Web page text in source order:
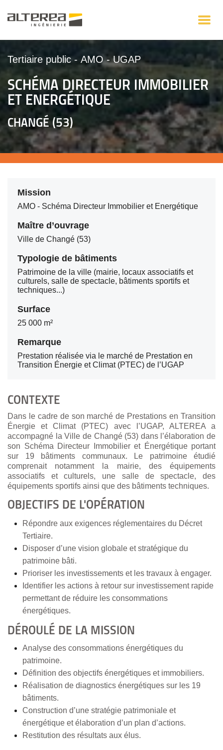
Tertiaire public- AMO-UGAP
SCHÉMA DIRECTEUR IMMOBILIER
ET ENERGÉTIQUE
CHANGÉ (53)
Mission
AMO - Schéma Directeur Immobilier et Energétique
Maître d’ouvrage
Ville de Changé (53)
Typologie de bâtiments
Patrimoine de la ville (mairie, locaux associatifs et
culturels, salle de spectacle, bâtiments sportifs et
techniques...)
Surface
25 000 m²
Remarque
Prestation réalisée via le marché de Prestation en
Transition Énergie et Climat (PTEC) de l’UGAP
CONTEXTE
Dans le cadre de son marché de Prestations en Transition
Énergie et Climat (PTEC) avec l’UGAP, ALTEREA a
accompagné la Ville de Changé (53) dans l’élaboration de
son Schéma Directeur Immobilier et Énergétique portant
sur 19 bâtiments communaux. Le patrimoine étudié
comprenait notamment la mairie, des équipements
associatifs et culturels, une salle de spectacle, des
équipements sportifs ainsi que des bâtiments techniques.
OBJECTIFS DE L'OPÉRATION
Répondre aux exigences réglementaires du Décret
Tertiaire.
Disposer d’une vision globale et stratégique du
patrimoine bâti.
Prioriser les investissements et les travaux à engager.
Identifier les actions à retour sur investissement rapide
permettant de réduire les consommations
énergétiques.
DÉROULÉ DE LA MISSION
Analyse des consommations énergétiques du
patrimoine.
Définition des objectifs énergétiques et immobiliers.
Réalisation de diagnostics énergétiques sur les 19
bâtiments.
Construction d’une stratégie patrimoniale et
énergétique et élaboration d’un plan d’actions.
Restitution des résultats aux élus.